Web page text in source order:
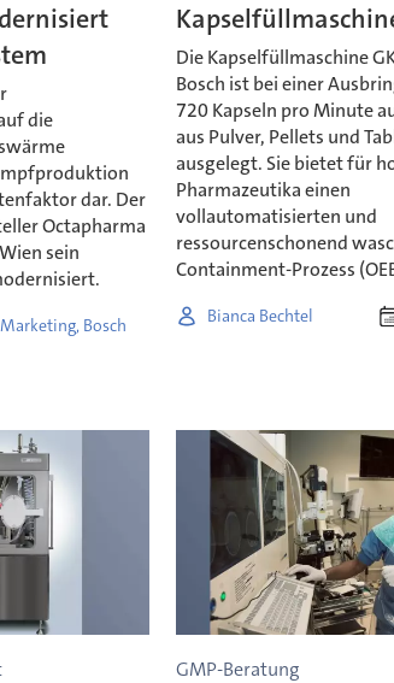
die
dar. Der
Octapharma
sein
Bosch
Die Kapselfüllmaschine
Bosch ist bei einer
720 Kapseln pro Minute
aus Pulver, Pellets und
ausgelegt. Sie bietet für
Pharmazeutika einen
vollautomatisierten und
ressourcenschonend
Containment-Prozess
Bianca Bechtel
GMP-Beratung